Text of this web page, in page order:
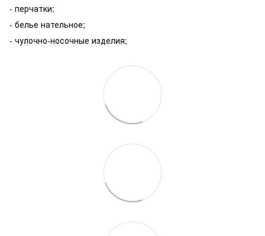
- перчатки;
- белье нательное;
- чулочно-носочные изделия;